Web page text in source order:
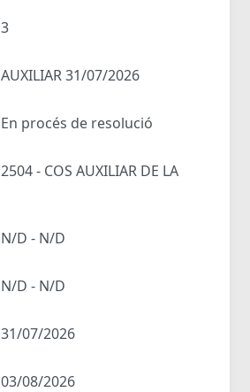
3
AUXILIAR 31/07/2026
En procés de resolució
2504 - COS AUXILIAR DE LA
N/D - N/D
N/D - N/D
31/07/2026
03/08/2026